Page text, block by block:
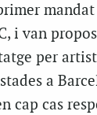
mandat
i van
per
a
cap cas